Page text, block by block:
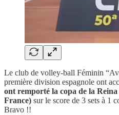
Le club de volley-ball Féminin
première division espagnole ont
ont remporté la copa de la
France) sur le score de 3 sets à 1
Bravo !!